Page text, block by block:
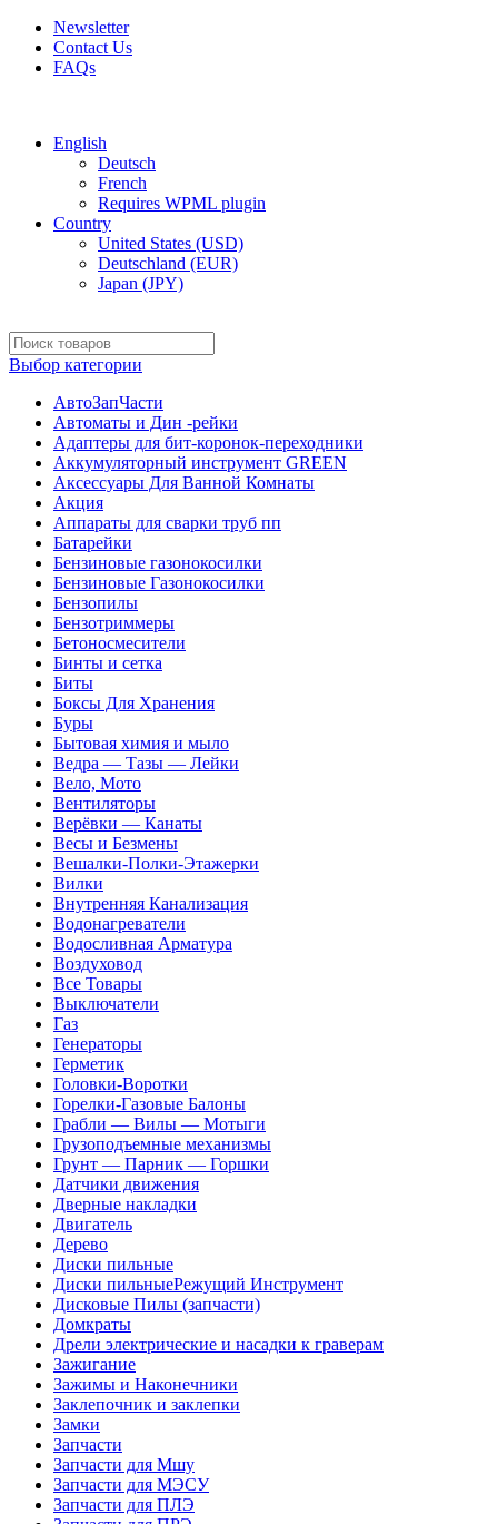
Newsletter
Contact Us
FAQs
English
Deutsch
French
Requires WPML plugin
Country
United States (USD)
Deutschland (EUR)
Japan (JPY)
Выбор категории
АвтоЗапЧасти
Автоматы и Дин -рейки
Адаптеры для бит-коронок-переходники
Аккумуляторный инструмент GREEN
Аксессуары Для Ванной Комнаты
Акция
Аппараты для сварки труб пп
Батарейки
Бензиновые газонокосилки
Бензиновые Газонокосилки
Бензопилы
Бензотриммеры
Бетоносмесители
Бинты и сетка
Биты
Боксы Для Хранения
Буры
Бытовая химия и мыло
Ведра — Тазы — Лейки
Вело, Мото
Вентиляторы
Верёвки — Канаты
Весы и Безмены
Вешалки-Полки-Этажерки
Вилки
Внутренняя Канализация
Водонагреватели
Водосливная Арматура
Воздуховод
Все Товары
Выключатели
Газ
Генераторы
Герметик
Головки-Воротки
Горелки-Газовые Балоны
Грабли — Вилы — Мотыги
Грузоподъемные механизмы
Грунт — Парник — Горшки
Датчики движения
Дверные накладки
Двигатель
Дерево
Диски пильные
Диски пильныеРежущий Инструмент
Дисковые Пилы (запчасти)
Домкраты
Дрели электрические и насадки к граверам
Зажигание
Зажимы и Наконечники
Заклепочник и заклепки
Замки
Запчасти
Запчасти для Мшу
Запчасти для МЭСУ
Запчасти для ПЛЭ